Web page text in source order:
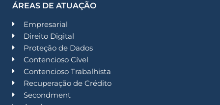
ÁREAS DE ATUAÇÃO
Empresarial
Direito Digital
Proteção de Dados
Contencioso Cível
Contencioso Trabalhista
Recuperação de Crédito
Secondment